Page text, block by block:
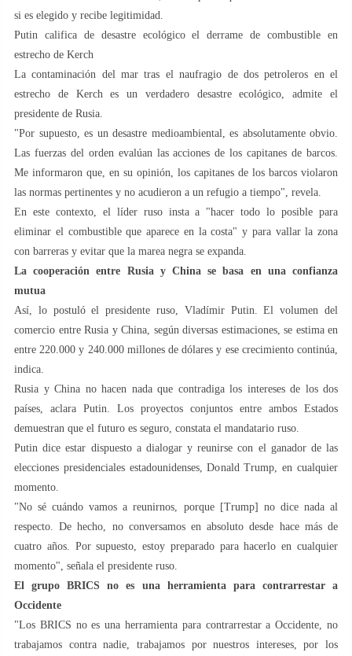
si es elegido y recibe legitimidad.
Putin califica de desastre ecológico el derrame de combustible en
estrecho de Kerch
La contaminación del mar tras el naufragio de dos petroleros en el
estrecho de Kerch es un verdadero desastre ecológico, admite el
presidente de Rusia.
"Por supuesto, es un desastre medioambiental, es absolutamente obvio.
Las fuerzas del orden evalúan las acciones de los capitanes de barcos.
Me informaron que, en su opinión, los capitanes de los barcos violaron
las normas pertinentes y no acudieron a un refugio a tiempo", revela.
En este contexto, el líder ruso insta a "hacer todo lo posible para
eliminar el combustible que aparece en la costa" y para vallar la zona
con barreras y evitar que la marea negra se expanda.
La cooperación entre Rusia y China se basa en una confianza
mutua
Así, lo postuló el presidente ruso, Vladímir Putin. El volumen del
comercio entre Rusia y China, según diversas estimaciones, se estima en
entre 220.000 y 240.000 millones de dólares y ese crecimiento continúa,
indica.
Rusia y China no hacen nada que contradiga los intereses de los dos
países, aclara Putin. Los proyectos conjuntos entre ambos Estados
demuestran que el futuro es seguro, constata el mandatario ruso.
Putin dice estar dispuesto a dialogar y reunirse con el ganador de las
elecciones presidenciales estadounidenses, Donald Trump, en cualquier
momento.
"No sé cuándo vamos a reunirnos, porque [Trump] no dice nada al
respecto. De hecho, no conversamos en absoluto desde hace más de
cuatro años. Por supuesto, estoy preparado para hacerlo en cualquier
momento", señala el presidente ruso.
El grupo BRICS no es una herramienta para contrarrestar a
Occidente
"Los BRICS no es una herramienta para contrarrestar a Occidente, no
trabajamos contra nadie, trabajamos por nuestros intereses, por los